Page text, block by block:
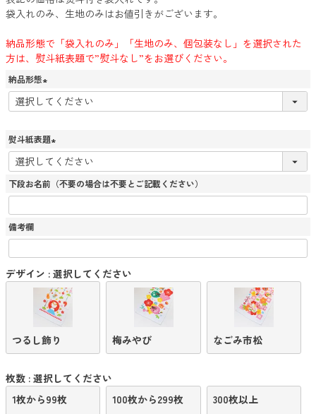
袋入れのみ、生地のみはお値引きがございます。
納品形態で「袋入れのみ」「生地のみ、個包装なし」を選択された
方は、熨斗紙表題で”熨斗なし”をお選びください。
納品形態
(
必
)
熨斗紙表題
(
必
須
)
下段お名前（不要の場合は不要とご記載ください）
備考欄
デザイン 選択してください
つるし飾り 梅みやび なごみ市松
枚数 選択してください
1枚から99枚
100枚から299枚 300枚以上